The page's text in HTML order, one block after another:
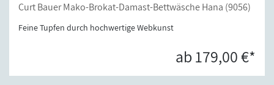
Curt Bauer Mako-Brokat-Damast-Bettwäsche Hana (9056)
Feine Tupfen durch hochwertige Webkunst
ab 179,00 €*